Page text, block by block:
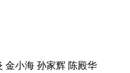
金小海 孙家辉 陈殿华